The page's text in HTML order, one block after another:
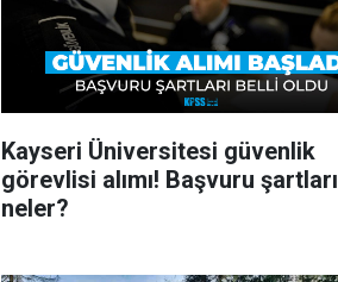
Kayseri Üniversitesi güvenlik
görevlisi alımı! Başvuru şartları
neler?